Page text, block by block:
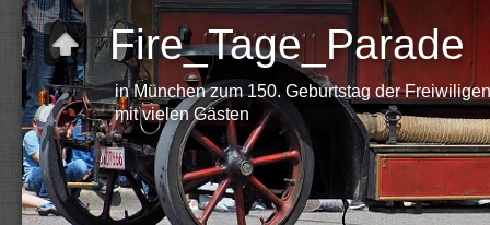
Fire_Tage_Parade
in München zum 150. Geburtstag der
mit vielen Gästen